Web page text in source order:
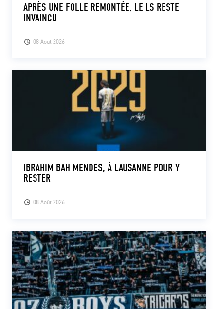
08 Août 2026
APRÈS UNE FOLLE REMONTÉE, LE LS RESTE
INVAINCU
08 Août 2026
IBRAHIM BAH MENDES, À LAUSANNE POUR Y
RESTER